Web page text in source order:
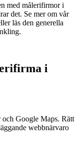
med målerifirmor i
det. Se mer om vår
läs den generella
i
och Google Maps. Rätt
webbnärvaro